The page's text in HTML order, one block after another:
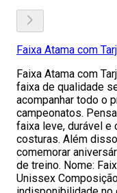
Faixa Atama com
Faixa Atama com
faixa de qualidade
acompanhar todo o
campeonatos.
faixa leve, durável e
costuras. Além
comemorar
de treino. Nome:
Unissex